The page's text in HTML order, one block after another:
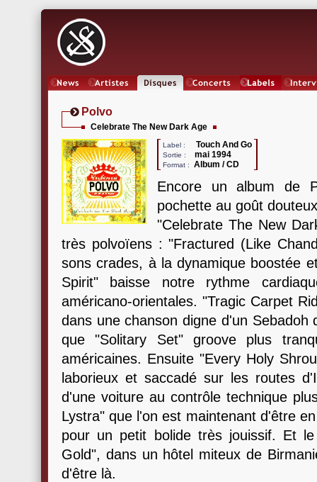
Polvo
Celebrate The New Dark Age
Label : Touch And Go
Sortie : mai 1994
Format : Album / CD
Encore un album de
pochette au goût
"Celebrate The New
très polvoïens : "Fractured (Like
sons crades, à la dynamique boostée
Spirit" baisse notre rythme
américano-orientales. "Tragic Carpet
dans une chanson digne d'un
que "Solitary Set" groove plus
américaines. Ensuite "Every Holy
laborieux et saccadé sur les routes
d'une voiture au contrôle technique
Lystra" que l'on est maintenant d'être
pour un petit bolide très jouissif. Et
Gold", dans un hôtel miteux de
d'être là.